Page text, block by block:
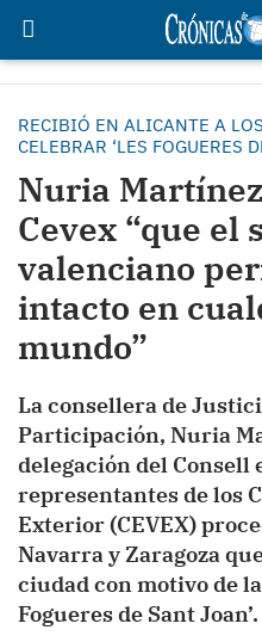
RECIBIÓ EN ALICANTE A
CELEBRAR ‘LES FOGUERES
Nuria
Cevex “que el
valenciano
intacto en
mundo”
La consellera de
Participación, Nuria
delegación del Consell
representantes de los
Exterior (CEVEX)
Navarra y Zaragoza
ciudad con motivo de
Fogueres de Sant Joan’.